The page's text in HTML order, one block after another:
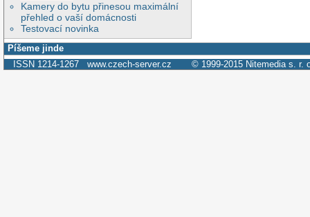
Kamery do bytu přinesou maximální
přehled o vaší domácnosti
Testovací novinka
Píšeme jinde
ISSN 1214-1267 www.czech-server.cz © 1999-2015 Nitemedia s. r.